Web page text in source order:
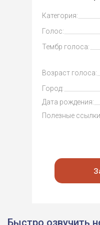
Категория:
Голос:
Тембр голоса:
Возраст голоса:
Город:
Дата рождения:
Полезные
Быстро озвучить